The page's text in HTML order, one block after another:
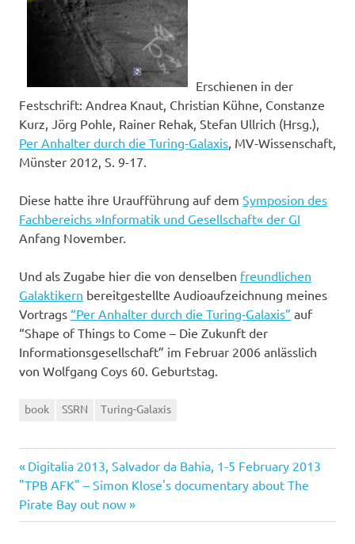
Erschienen in der
Festschrift: Andrea Knaut, Christian Kühne, Constanze
Kurz, Jörg Pohle, Rainer Rehak, Stefan Ullrich (Hrsg.),
Per Anhalter durch die Turing-Galaxis , MV-Wissenschaft,
Münster 2012, S. 9-17.
Diese hatte ihre Uraufführung auf dem Symposion des
Fachbereichs »Informatik und Gesellschaft« der GI
Anfang November.
Und als Zugabe hier die von denselben freundlichen
Galaktikern bereitgestellte Audioaufzeichnung meines
Vortrags “Per Anhalter durch die Turing-Galaxis” auf
“Shape of Things to Come – Die Zukunft der
Informationsgesellschaft” im Februar 2006 anlässlich
von Wolfgang Coys 60. Geburtstag.
book SSRN Turing-Galaxis
Post
navigation
Previous
Post:
Digitalia 2013, Salvador da Bahia, 1-5 February 2013
Next
Post:
"TPB AFK" – Simon Klose's documentary about The
Pirate Bay out now